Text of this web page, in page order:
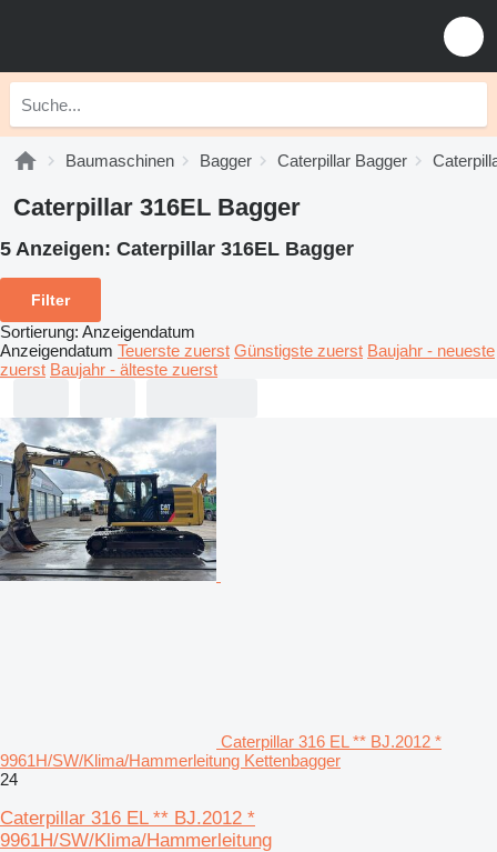
Baumaschinen Bagger Caterpillar Bagger
Caterpillar 316EL Bagger
5 Anzeigen: Caterpillar 316EL Bagger
Filter
Sortierung: Anzeigendatum
Anzeigendatum Teuerste zuerst Günstigste zuerst Baujahr - neueste
zuerst Baujahr - älteste zuerst
Caterpillar 316 EL ** BJ.2012 *
9961H/SW/Klima/Hammerleitung Kettenbagger
24
Caterpillar 316 EL ** BJ.2012 *
9961H/SW/Klima/Hammerleitung